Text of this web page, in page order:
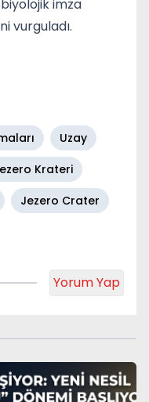
imza
vurguladı.
Uzay
Krateri
Jezero Crater
Yorum Yap